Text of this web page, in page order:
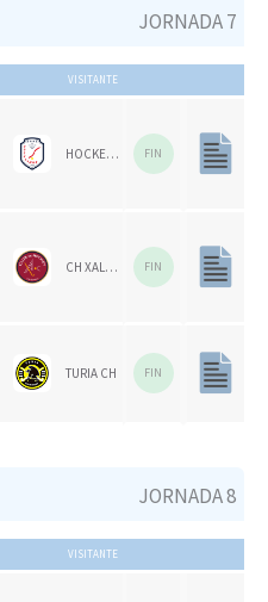
JORNADA 7
VISITANTE
HOCKEYMUR FIN
CH XALOC FIN
TURIA CH FIN
JORNADA 8
VISITANTE